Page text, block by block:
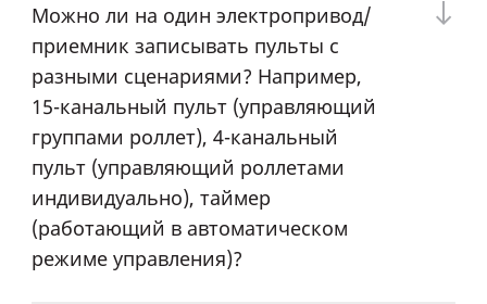
Можно ли на один электропривод/
приемник записывать пульты с
разными сценариями? Например,
15-канальный пульт (управляющий
группами роллет), 4-канальный
пульт (управляющий роллетами
индивидуально), таймер
(работающий в автоматическом
режиме управления)?